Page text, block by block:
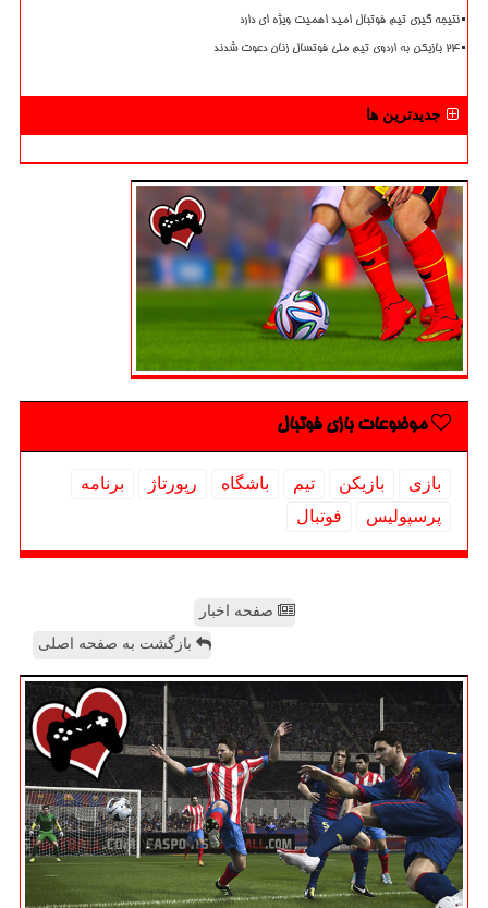
نتیجه گیری تیم فوتبال امید اهمیت ویژه ای دارد
۲۴ بازیکن به اردوی تیم ملی فوتسال زنان دعوت شدند
جدیدترین ها
موضوعات بازی فوتبال
بازی بازیكن تیم باشگاه رپورتاژ
برنامه
پرسپولیس
فوتبال
صفحه اخبار
بازگشت به صفحه اصلی